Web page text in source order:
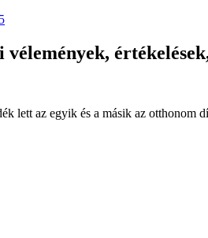
lett az egyik és a másik az otthonom